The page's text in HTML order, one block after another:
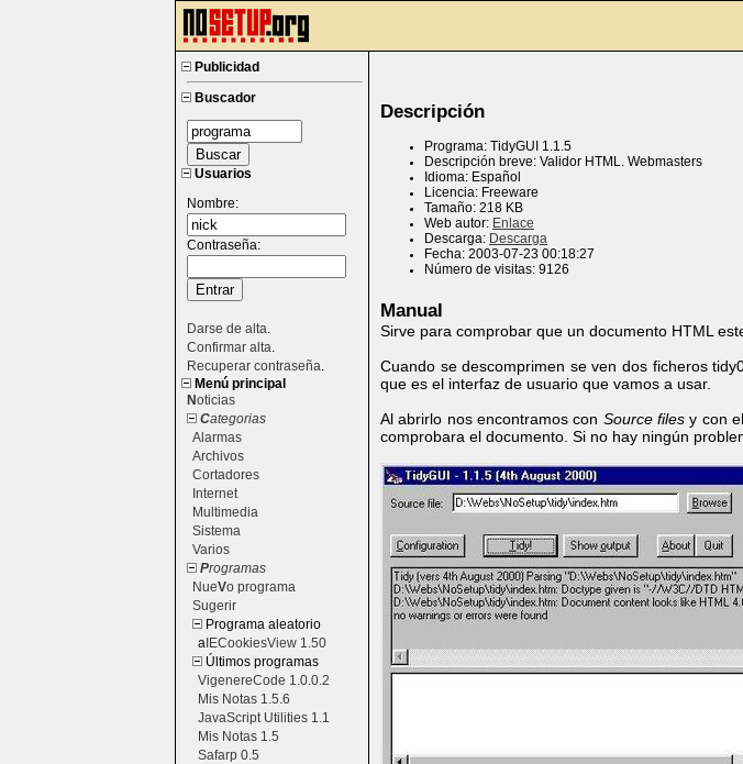
Publicidad
Buscador
Usuarios
Nombre:
Contraseña:
Darse de alta
Confirmar alta
Recuperar contraseña
Menú principal
Noticias
Categorias
Alarmas
Archivos
Cortadores
Internet
Multimedia
Sistema
Varios
Programas
NueVo programa
Sugerir
Programa aleatorio
aIECookiesView 1.50
Últimos programas
VigenereCode 1.0.0.2
Mis Notas 1.5.6
JavaScript Utilities 1.1
Mis Notas 1.5
Safarp 0.5
Descripción
Programa: TidyGUI 1.1.5
Descripción breve: Validor HTML. Webmasters
Idioma: Español
Licencia: Freeware
Tamaño: 218 KB
Web autor: Enlace
Descarga: Descarga
Fecha: 2003-07-23 00:18:27
Número de visitas: 9126
Manual
Sirve para comprobar que un documento HTML
Cuando se descomprimen se ven dos ficheros
que es el interfaz de usuario que vamos a usar.
Al abrirlo nos encontramos con Source files y con
comprobara el documento. Si no hay ningún